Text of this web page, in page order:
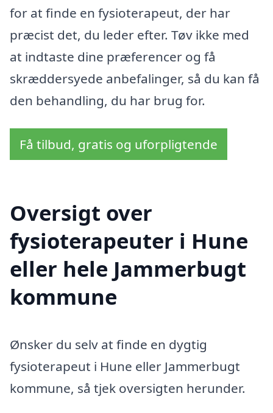
for at finde en fysioterapeut, der har
præcist det, du leder efter. Tøv ikke med
at indtaste dine præferencer og få
skræddersyede anbefalinger, så du kan få
den behandling, du har brug for.
Få tilbud, gratis og uforpligtende
Oversigt over
fysioterapeuter i Hune
eller hele Jammerbugt
kommune
Ønsker du selv at finde en dygtig
fysioterapeut i Hune eller Jammerbugt
kommune, så tjek oversigten herunder.